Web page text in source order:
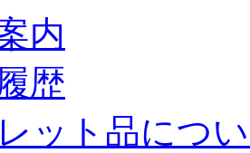
内
歴
ット品につ